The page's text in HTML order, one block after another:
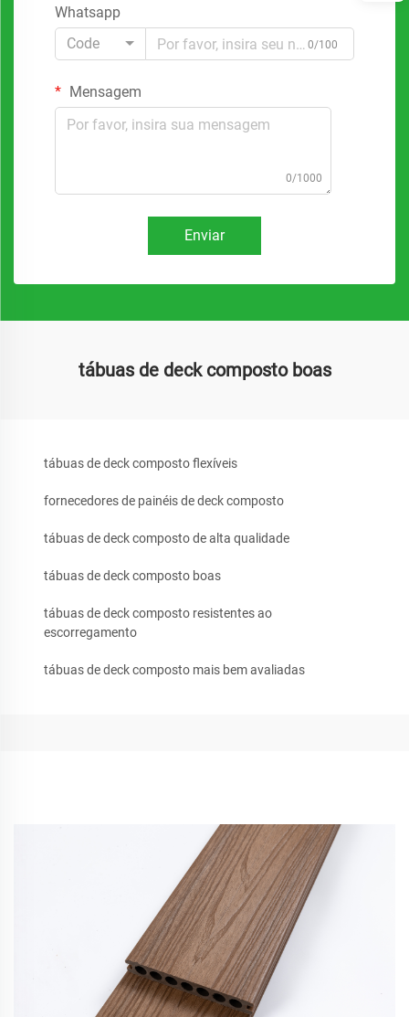
Whatsapp
Code
0/100
Mensagem
0/1000
Enviar
tábuas de deck composto boas
tábuas de deck composto flexíveis
fornecedores de painéis de deck composto
tábuas de deck composto de alta qualidade
tábuas de deck composto boas
tábuas de deck composto resistentes ao
escorregamento
tábuas de deck composto mais bem avaliadas